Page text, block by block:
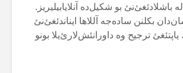
باشلادئغئ‌نئ بو شکیل‌دە آنلایابیلیریز.
بکلنن سادەجە آللاها ایناندئغئ‌نئ
ترجیح وە داورانئش‌لارئ‌یلا بونو